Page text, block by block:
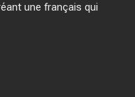
une français qui